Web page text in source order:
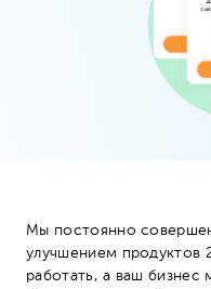
Мы постоянно
улучшением продуктов
работать, а ваш бизнес